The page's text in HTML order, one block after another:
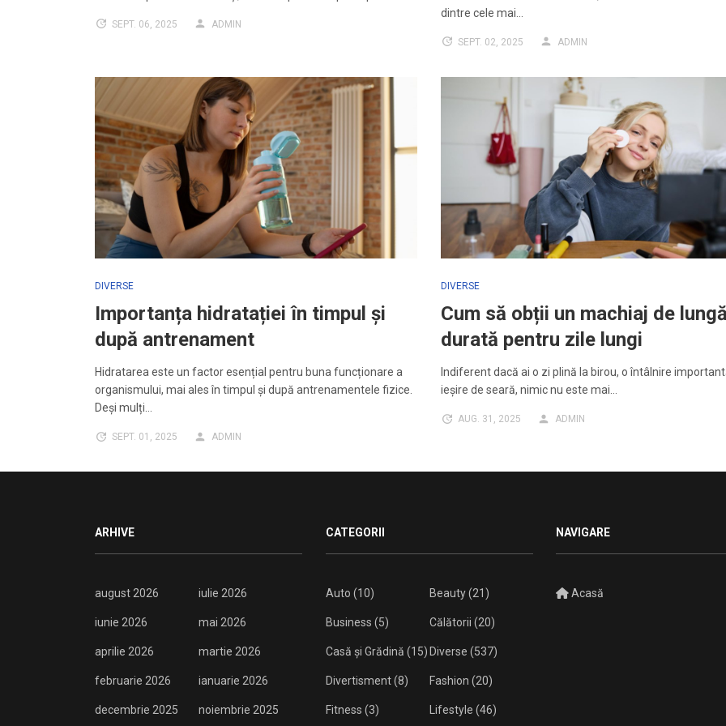
SEPT. 06, 2025 ADMIN
dintre cele mai…
SEPT. 02, 2025 ADMIN
DIVERSE
Importanța hidratației în timpul și
după antrenament
Hidratarea este un factor esențial pentru buna funcționare a
organismului, mai ales în timpul și după antrenamentele fizice.
Deși mulți…
SEPT. 01, 2025 ADMIN
DIVERSE
Cum să obții un machiaj de
durată pentru zile lungi
Indiferent dacă ai o zi plină la birou, o întâlnire
ieșire de seară, nimic nu este mai…
AUG. 31, 2025 ADMIN
ARHIVE
august 2026 iulie 2026
iunie 2026 mai 2026
aprilie 2026 martie 2026
februarie 2026 ianuarie 2026
decembrie 2025 noiembrie 2025
CATEGORII
Auto (10) Beauty(21)
Business (5) Călătorii (20)
Casă și Grădină (15) Diverse (537)
Divertisment(8) Fashion (20)
Fitness (3) Lifestyle (46)
NAVIGARE
Acasă